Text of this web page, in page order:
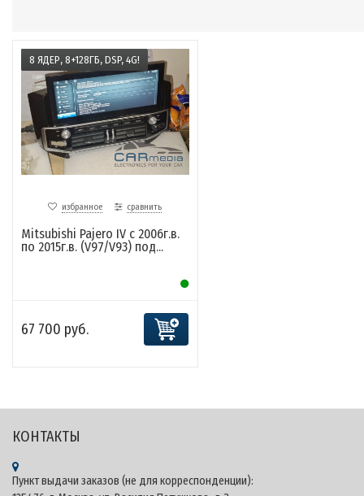
8 ЯДЕР, 8+128ГБ, DSP, 4G!
избранное сравнить
Mitsubishi Pajero IV с 2006г.в.
по 2015г.в. (V97/V93) под...
67 700 руб.
КОНТАКТЫ
Пункт выдачи заказов (не для корреспонденции):